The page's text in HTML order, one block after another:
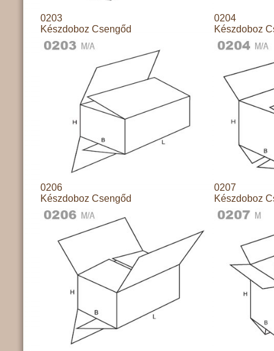
0203
Készdoboz Csengőd
0204
Készdoboz
0206
Készdoboz Csengőd
0207
Készdoboz